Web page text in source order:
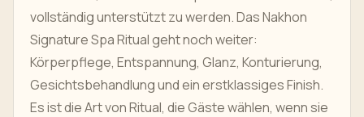
vollständig unterstützt zu werden. Das Nakhon
Signature Spa Ritual geht noch weiter:
Körperpflege, Entspannung, Glanz, Konturierung,
Gesichtsbehandlung und ein erstklassiges Finish.
Es ist die Art von Ritual, die Gäste wählen, wenn sie